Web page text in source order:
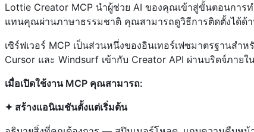
Lottie Creator MCP นำผู้ช่วย AI ของคุณเข้าสู่ขั้นตอนการ
แทนคุณผ่านภาษาธรรมชาติ คุณสามารถดูวิธีการติดตั้งได้ด้า
เซิร์ฟเวอร์ MCP เป็นส่วนหนึ่งของอินเทอร์เฟซมาตรฐานสำ
Cursor และ Windsurf เข้ากับ Creator API ผ่านบริดจ์ภา
เมื่อเปิดใช้งาน MCP คุณสามารถ:
✦ สร้างแอนิเมชันตั้งแต่เริ่มต้น